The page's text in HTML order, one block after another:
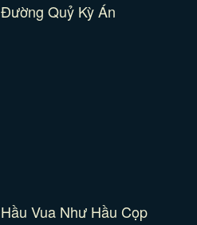
Đường Quỷ Kỳ Án
Hầu Vua Như Hầu Cọp